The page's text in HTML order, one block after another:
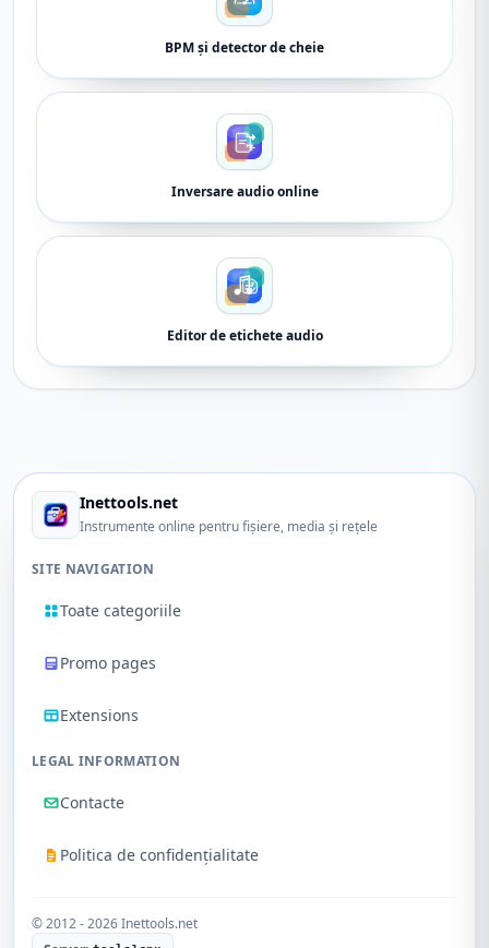
BPM și detector de cheie
Inversare audio online
Editor de etichete audio
Inettools.net
Instrumente online pentru fișiere, media și rețele
SITE NAVIGATION
Toate categoriile
Promo pages
Extensions
LEGAL INFORMATION
Contacte
Politica de confidențialitate
© 2012 - 2026 Inettools.net